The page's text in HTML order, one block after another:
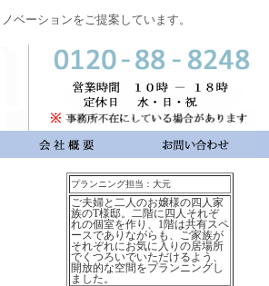
ベーションをご提案しています。
プランニング担当：大元
ご夫婦と二人のお嬢様の四人家
族のT様邸。二階に四人それぞ
れの個室を作り、1階は共有スペ
ースでありながらも、ご家族が
それぞれにお気に入りの居場所
でくつろいでいただけるよう、
開放的な空間をプランニングし
ました。